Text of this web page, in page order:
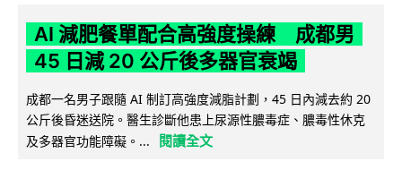
AI 減肥餐單配合高強度操練 成都男
45 日減 20 公斤後多器官衰竭
成都一名男子跟隨 AI 制訂高強度減脂計劃，45 日內減去約 20
公斤後昏迷送院。醫生診斷他患上尿源性膿毒症、膿毒性休克
及多器官功能障礙。...
閱讀全文